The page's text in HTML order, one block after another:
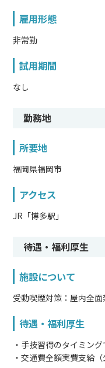
雇用形態
非常勤
試用期間
なし
勤務地
所要地
福岡県福岡市
アクセス
JR「博多駅」
待遇・福利厚生
施設について
受動喫煙対策：屋内全面
待遇・福利厚生
・手技習得のタイミン
・交通費全額実費支給